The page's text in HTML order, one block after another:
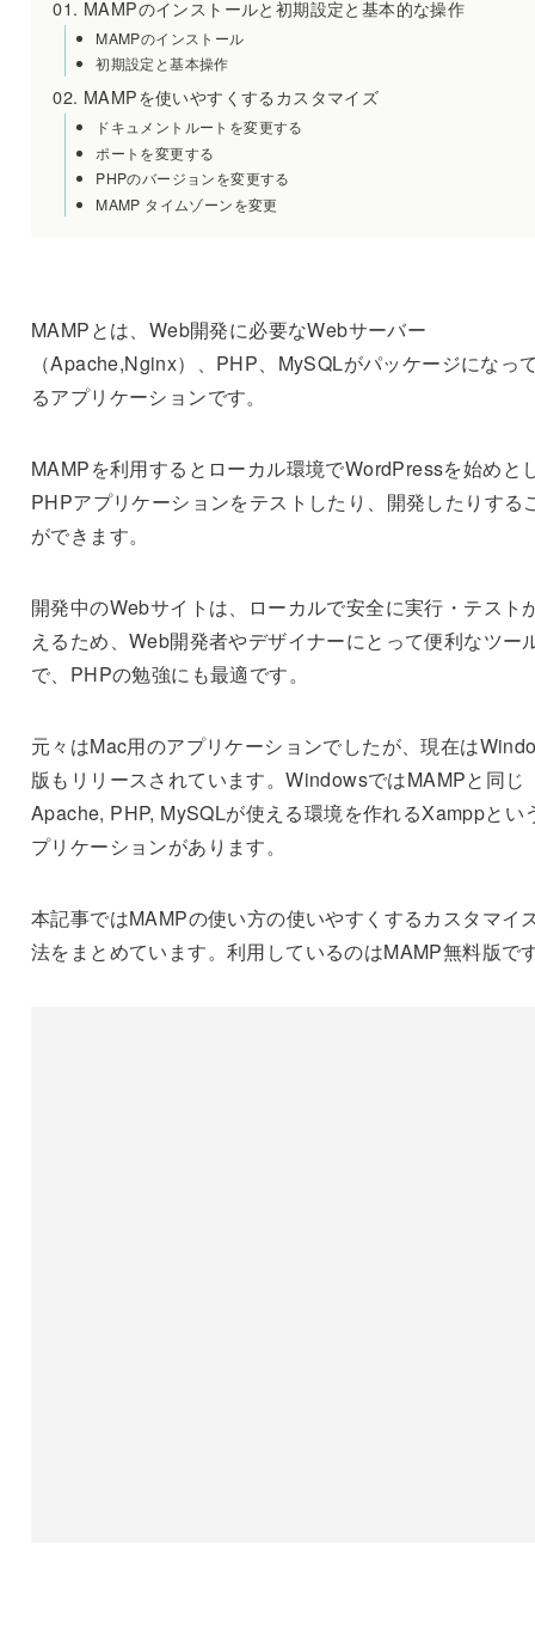
MAMPのインストールと初期設定と基本的な操作
MAMPのインストール
初期設定と基本操作
MAMPを使いやすくするカスタマイズ
ドキュメントルートを変更する
ポートを変更する
PHPのバージョンを変更する
MAMP タイムゾーンを変更
MAMPとは、Web開発に必要なWebサーバー
（Apache,Nginx）、PHP、MySQLがパッケージになっ
るアプリケーションです。
MAMPを利用するとローカル環境でWordPressを始めと
PHPアプリケーションをテストしたり、開発したりする
ができます。
開発中のWebサイトは、ローカルで安全に実行・テスト
えるため、Web開発者やデザイナーにとって便利なツー
で、PHPの勉強にも最適です。
元々はMac用のアプリケーションでしたが、現在は
版もリリースされています。WindowsではMAMPと同じ
Apache, PHP, MySQLが使える環境を作れるXamppとい
プリケーションがあります。
本記事ではMAMPの使い方の使いやすくするカスタマイ
法をまとめています。利用しているのはMAMP無料版で